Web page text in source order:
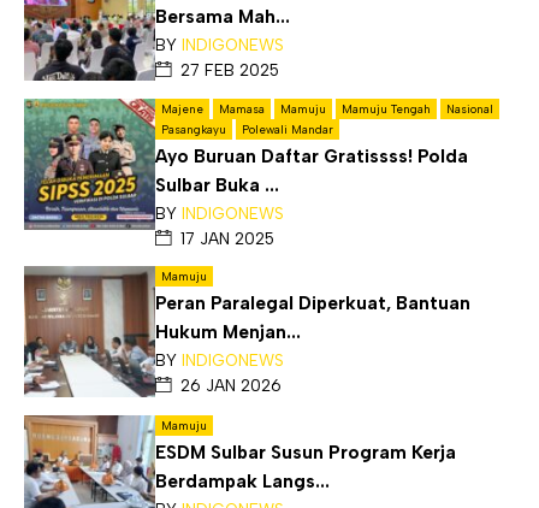
Bersama Mah...
BY INDIGONEWS
27 FEB 2025
Majene Mamasa Mamuju Mamuju Tengah
Nasional
Pasangkayu
Polewali Mandar
Ayo Buruan Daftar Gratissss! Polda
Sulbar Buka ...
BY INDIGONEWS
17 JAN 2025
Mamuju
Peran Paralegal Diperkuat, Bantuan
Hukum Menjan...
BY INDIGONEWS
26 JAN 2026
Mamuju
ESDM Sulbar Susun Program Kerja
Berdampak Langs...